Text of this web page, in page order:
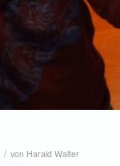
/ von Harald Walter